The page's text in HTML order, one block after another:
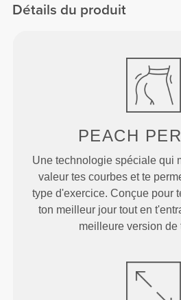
Détails du produit
PEACH
Une technologie spéciale qui
valeur tes courbes et te
type d'exercice. Conçue pour
ton meilleur jour tout en
meilleure version de